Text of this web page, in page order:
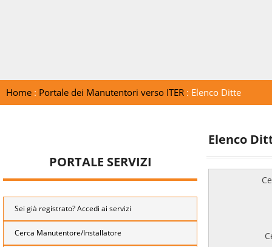
Home: Portale dei Manutentori verso ITER: Elenco Ditte
PORTALE SERVIZI
Sei già registrato? Accedi ai servizi
Cerca Manutentore/Installatore
Elenco